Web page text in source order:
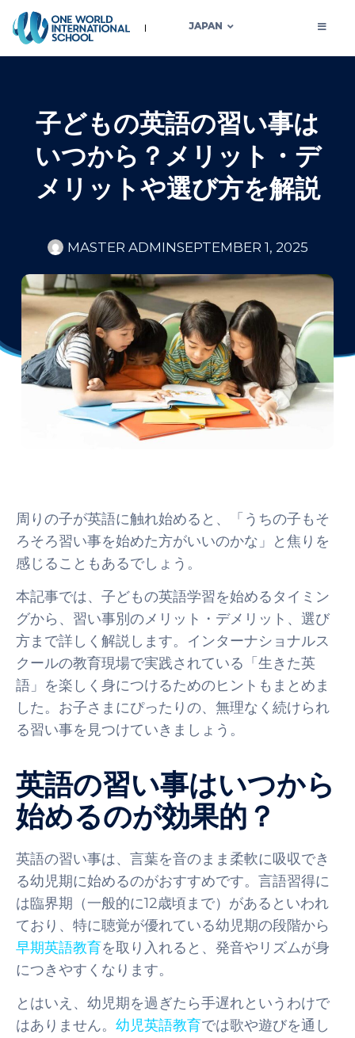
JAPAN
子どもの英語の習い事は
いつから？メリット・デ
メリットや選び方を解説
MASTER ADMINSEPTEMBER 1, 2025
周りの子が英語に触れ始めると、「うちの子もそ
ろそろ習い事を始めた方がいいのかな」と焦りを
感じることもあるでしょう。
本記事では、子どもの英語学習を始めるタイミン
グから、習い事別のメリット・デメリット、選び
方まで詳しく解説します。インターナショナルス
クールの教育現場で実践されている「生きた英
語」を楽しく身につけるためのヒントもまとめま
した。お子さまにぴったりの、無理なく続けられ
る習い事を見つけていきましょう。
英語の習い事はいつから
始めるのが効果的？
英語の習い事は、言葉を音のまま柔軟に吸収でき
る幼児期に始めるのがおすすめです。言語習得に
は臨界期（一般的に12歳頃まで）があるといわれ
ており、特に聴覚が優れている幼児期の段階から
早期英語教育を取り入れると、発音やリズムが身
につきやすくなります。
とはいえ、幼児期を過ぎたら手遅れというわけで
はありません。 幼児英語教育では歌や遊びを通し